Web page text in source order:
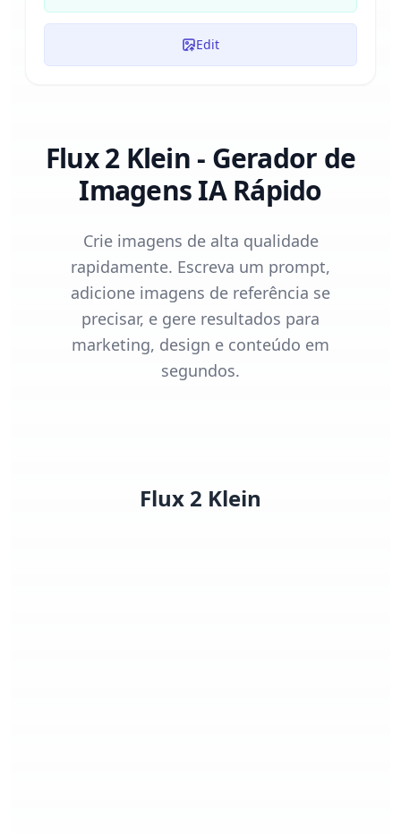
Edit
Flux 2 Klein - Gerador de
Imagens IA Rápido
Crie imagens de alta qualidade
rapidamente. Escreva um prompt,
adicione imagens de referência se
precisar, e gere resultados para
marketing, design e conteúdo em
segundos.
Flux 2 Klein